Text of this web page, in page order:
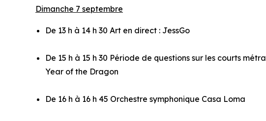
Dimanche 7 septembre
De 13 h à 14 h 30 Art en direct : JessGo
De 15 h à 15 h 30 Période de questions sur les courts
Year of the Dragon
De 16 h à 16 h 45 Orchestre symphonique Casa Loma